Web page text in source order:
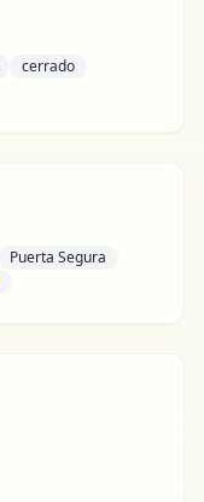
cerrado
Puerta Segura